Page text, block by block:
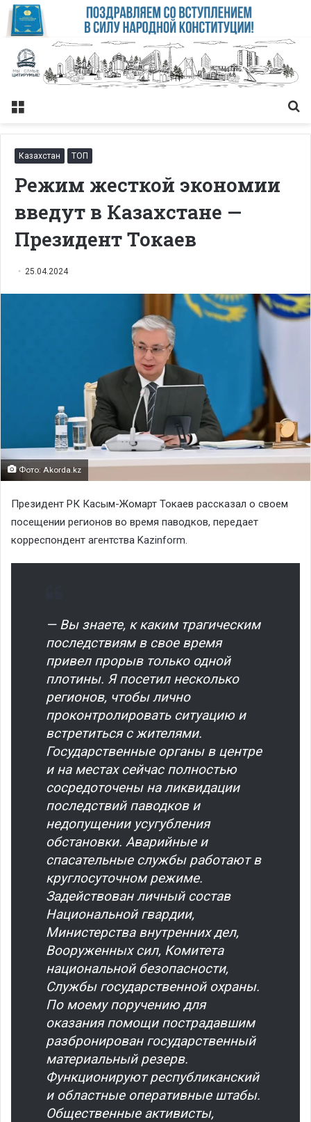
Меню
Казахстан ТОП
Режим жесткой экономии
введут в Казахстане —
Президент Токаев
25.04.2024
Фото: Akorda.kz
Президент РК Касым-Жомарт Токаев рассказал о своем
посещении регионов во время паводков, передает
корреспондент агентства Kazinform.
— Вы знаете, к каким трагическим
последствиям в свое время
привел прорыв только одной
плотины. Я посетил несколько
регионов, чтобы лично
проконтролировать ситуацию и
встретиться с жителями.
Государственные органы в центре
и на местах сейчас полностью
сосредоточены на ликвидации
последствий паводков и
недопущении усугубления
обстановки. Аварийные и
спасательные службы работают в
круглосуточном режиме.
Задействован личный состав
Национальной гвардии,
Министерства внутренних дел,
Вооруженных сил, Комитета
национальной безопасности,
Службы государственной охраны.
По моему поручению для
оказания помощи пострадавшим
разбронирован государственный
материальный резерв.
Функционируют республиканский
и областные оперативные штабы.
Общественные активисты,